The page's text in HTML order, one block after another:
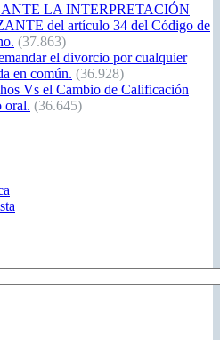
LA INTERPRETACIÓN
del artículo 34 del Código de
(37.863)
el divorcio por cualquier
en común. (36.928)
Vs el Cambio de Calificación
oral. (36.645)